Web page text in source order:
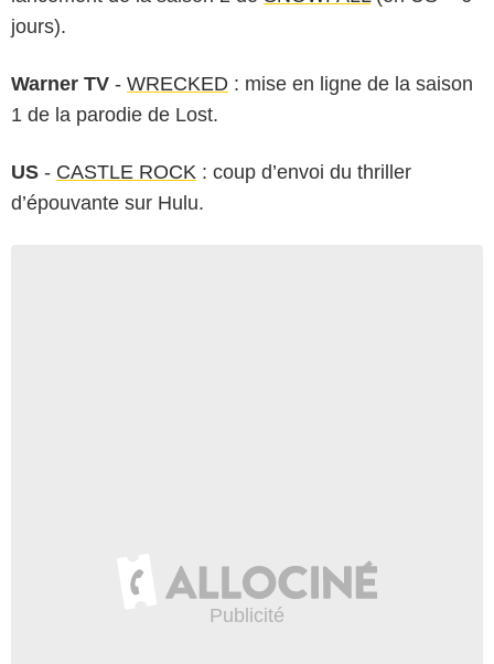
jours).
Warner TV - WRECKED : mise en ligne de la saison
1 de la parodie de Lost.
US - CASTLE ROCK : coup d’envoi du thriller
d’épouvante sur Hulu.